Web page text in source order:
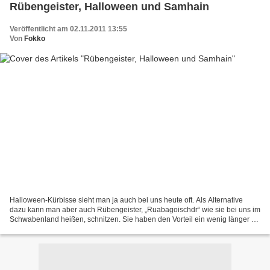
Rübengeister, Halloween und Samhain
Veröffentlicht am 02.11.2011 13:55
Von Fokko
Halloween-Kürbisse sieht man ja auch bei uns heute oft. Als Alternative
dazu kann man aber auch Rübengeister, „Ruabagoischdr“ wie sie bei uns im
Schwabenland heißen, schnitzen. Sie haben den Vorteil ein wenig länger zu